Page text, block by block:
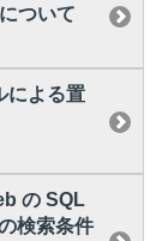
ついて
による置
の SQL
検索条件